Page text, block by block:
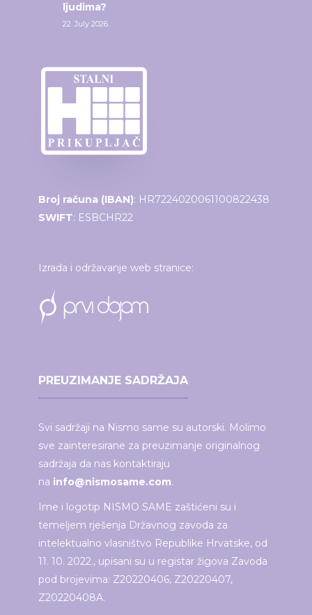
ljudima?
22. July 2026.
Broj računa (IBAN): HR7224020061100822438
SWIFT: ESBCHR22
Izrada i održavanje web stranice:
PREUZIMANJE SADRŽAJA
Svi sadržaji na Nismo same su autorski. Molimo
sve zainteresirane za preuzimanje originalnog
sadržaja da nas kontaktiraju
na info@nismosame.com.
Ime i logotip NISMO SAME zaštićeni su i
temeljem rješenja Državnog zavoda za
intelektualno vlasništvo Republike Hrvatske, od
11. 10. 2022., upisani su u registar žigova Zavoda
pod brojevima: Z20220406, Z20220407,
Z20220408A.